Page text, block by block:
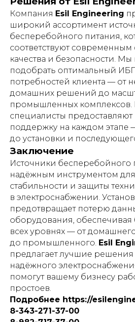
Компания Esil Engineering
широкий ассортимент
бесперебойного питания,
соответствуют современным
качества и безопасности.
подобрать оптимальный
потребностей клиента — от
домашних решений до
промышленных
специалисты
поддержку на каждом этапе
до установки и
Заключение
Источники бесперебойного
надёжным инструментом
стабильности и защиты
в электроснабжении.
предотвращает потерю
оборудования, обеспечивая
всех уровнях — от
до промышленного. Esil
предлагает лучшие
надёжного
помогут вашему бизнесу
простоев.
Подробнее https://
8-343-271-37-00